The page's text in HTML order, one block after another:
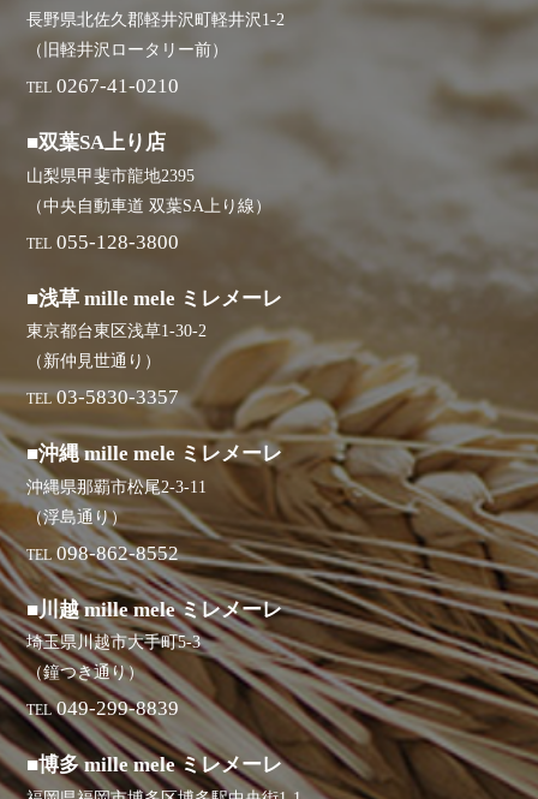
長野県北佐久郡軽井沢町軽井沢1-2
（旧軽井沢ロータリー前）
TEL 0267-41-0210
■双葉SA上り店
山梨県甲斐市龍地2395
（中央自動車道 双葉SA上り線）
TEL 055-128-3800
■浅草 mille mele ミレメーレ
東京都台東区浅草1-30-2
（新仲見世通り）
TEL 03-5830-3357
■沖縄 mille mele ミレメーレ
沖縄県那覇市松尾2-3-11
（浮島通り）
TEL 098-862-8552
■川越 mille mele ミレメーレ
埼玉県川越市大手町5-3
（鐘つき通り）
TEL 049-299-8839
■博多 mille mele ミレメーレ